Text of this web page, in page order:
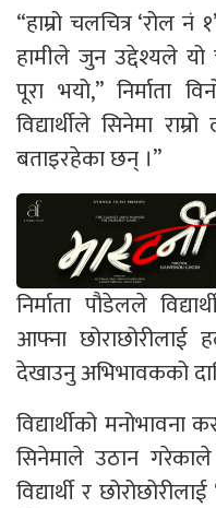
“हाम्रो चलचित्र ‘रोल नं
हामीले जुन उद्देश्यले यो
पूरा भयो,” निर्माता
विद्यार्थीले सिनेमा
बताइरहेका छन् ।”
निर्माता पौडेलले
आफ्ना
देखाउनु अभिभावकको
विद्यार्थीको
सिनेमाले उठान
विद्यार्थी र